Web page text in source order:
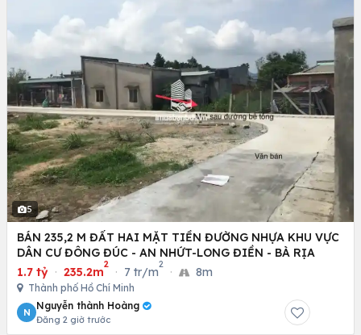
5
BÁN 235,2 M ĐẤT HAI MẶT TIỀN ĐƯỜNG NHỰA KHU VỰC
DÂN CƯ ĐÔNG ĐÚC - AN NHỨT-LONG ĐIỀN - BÀ RỊA
1.7 tỷ · 235.2m
2
· 7 tr/m
2
· 8m
Thành phố Hồ Chí Minh
N
Nguyễn thành Hoàng
Đăng 2 giờ trước